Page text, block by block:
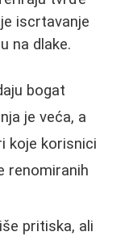
iscrtavanje
na dlake.
bogat
je veća, a
koje korisnici
renomiranih
pritiska, ali